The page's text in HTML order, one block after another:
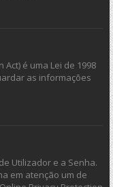
Act) é uma Lei de 1998
as informações
Utilizador e a Senha.
em atenção um de